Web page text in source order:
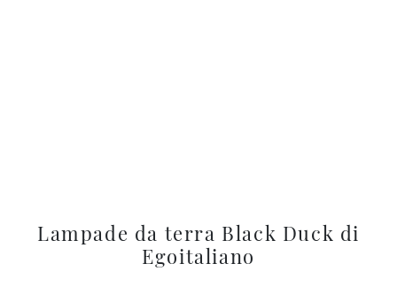
Lampade da terra Black Duck di
Egoitaliano